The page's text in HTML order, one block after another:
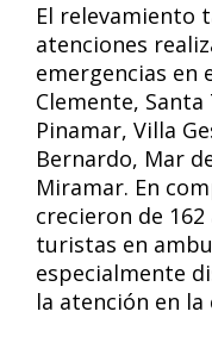
El relevamiento
atenciones
emergencias en
Clemente,
Pinamar, Villa
Bernardo, Mar
Miramar. En
crecieron de 162
turistas en
especialmente
la atención en